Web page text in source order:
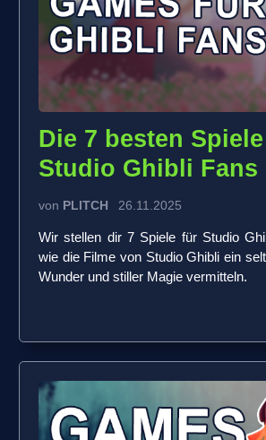
Die 7 besten
Studio Ghibli Fans
von PLITCH 26.11.2025
Wir stellen dir 7 Spiele für Studio
wie die Filme von Studio Ghibli ein
Wunder und stiller Magie vermitteln.